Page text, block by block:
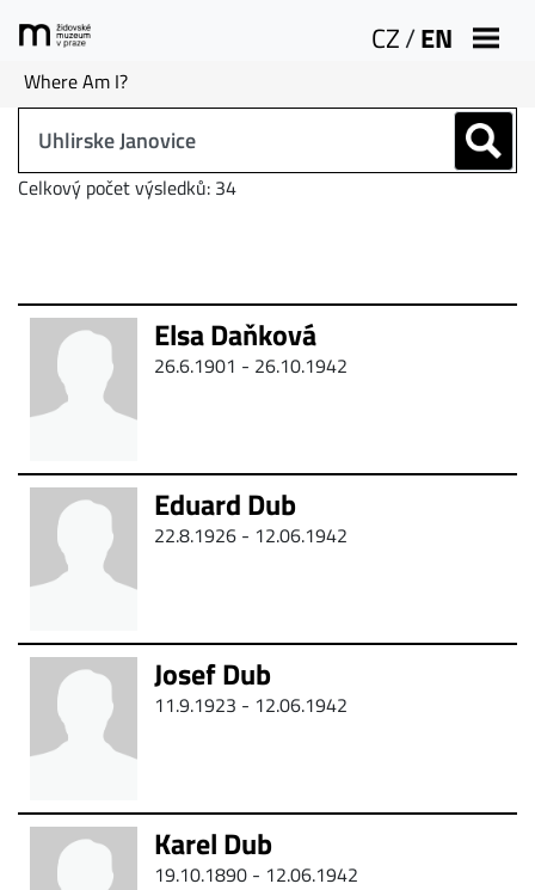
CZ/EN
Where Am I?
Celkový počet výsledků: 34
Elsa Daňková
26.6.1901 - 26.10.1942
Eduard Dub
22.8.1926 - 12.06.1942
Josef Dub
11.9.1923 - 12.06.1942
Karel Dub
19.10.1890 - 12.06.1942